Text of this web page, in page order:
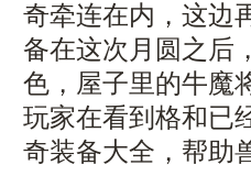
奇牵连在内，这边
备在这次月圆之后
色，屋子里的牛魔
玩家在看到格和已
奇装备大全，帮助